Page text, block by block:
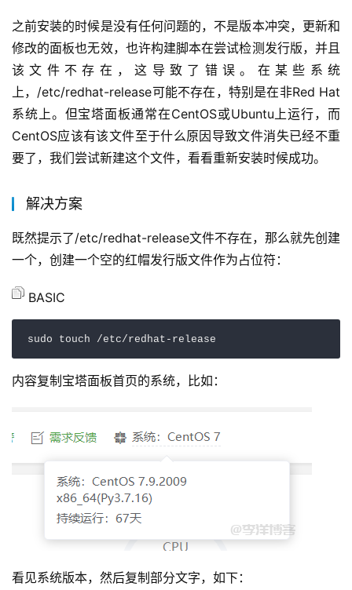
之前安装的时候是没有任何问题的，不是版本冲突，更新和
修改的面板也无效，也许构建脚本在尝试检测发行版，并且
该文件不存在，这导致了错误。在某些系统
上，/etc/redhat-release可能不存在，特别是在非Red Hat
系统上。但宝塔面板通常在CentOS或Ubuntu上运行，而
CentOS应该有该文件至于什么原因导致文件消失已经不重
要了，我们尝试新建这个文件，看看重新安装时候成功。
解决方案
既然提示了/etc/redhat-release文件不存在，那么就先创建
一个，创建一个空的红帽发行版文件作为占位符：
BASIC
sudo touch / etc/ redhat - release
内容复制宝塔面板首页的系统，比如：
看见系统版本，然后复制部分文字，如下：